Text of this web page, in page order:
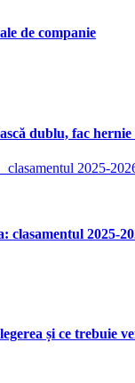
de companie
dublu, fac
clasamentul 2025-
și ce trebuie